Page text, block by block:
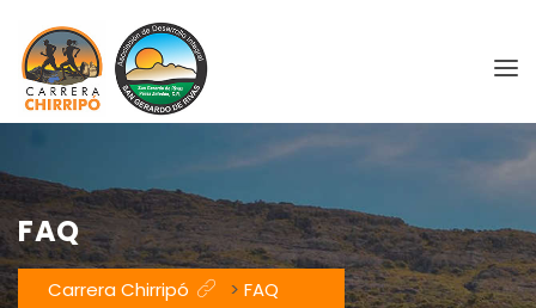
FAQ
Carrera Chirripó > FAQ